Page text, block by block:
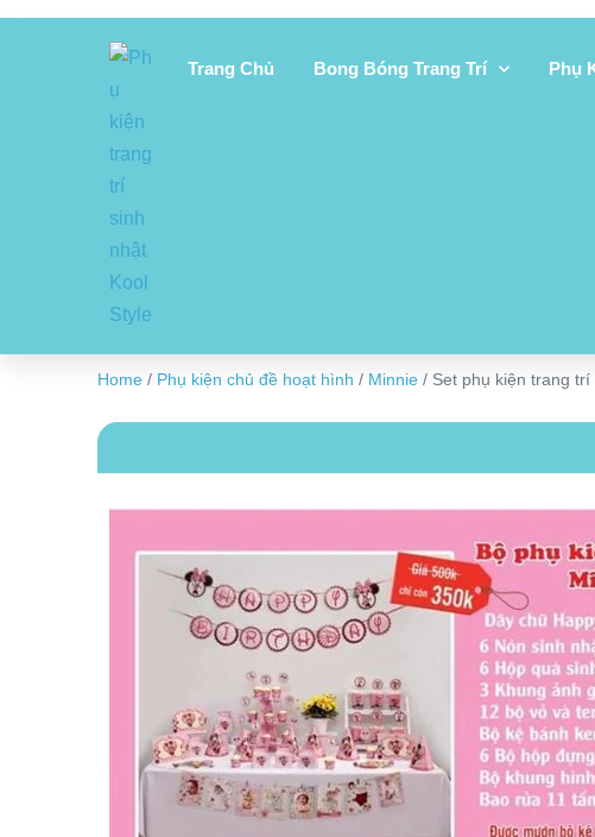
Trang Chủ Bong Bóng Trang Trí Phụ
Home / Phụ kiện chủ đề hoạt hình / Minnie / Set phụ kiện trang trí